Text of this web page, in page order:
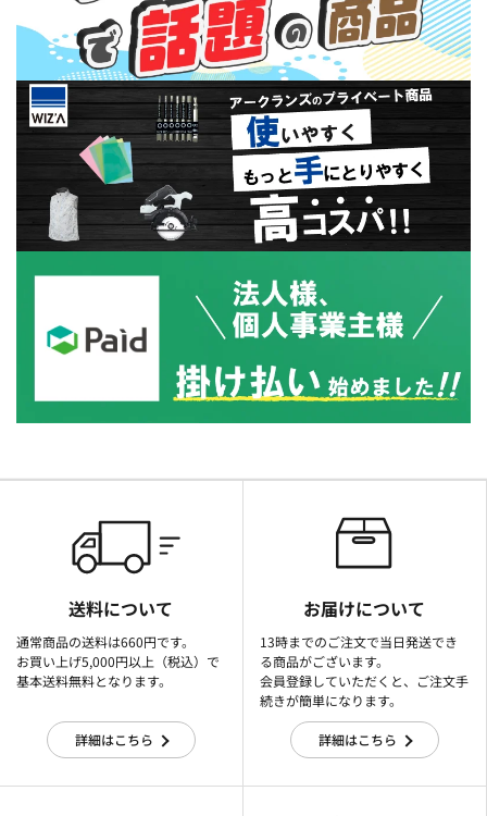
送料について
通常商品の送料は660円です。
お買い上げ5,000円以上（税込）で
基本送料無料となります。
詳細はこちら
お届けについて
13時までのご注文で当日発送でき
る商品がございます。
会員登録していただくと、ご注文手
続きが簡単になります。
詳細はこちら